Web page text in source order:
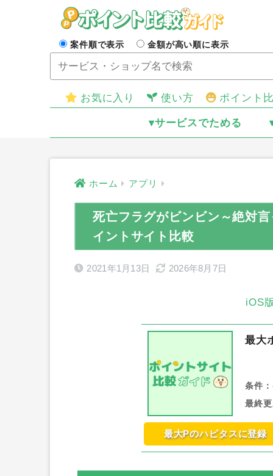
案件順で表示 金額が高い順に表示
お気に入り 使い方 ポイント
▾サービスでためる
ホーム アプリ
死亡フラグがビンビン～絶対
イントサイト比較
2021年1月13日 2026年8月7日
iOS
最大
条件：
最終
最大Pのハピタスに登録